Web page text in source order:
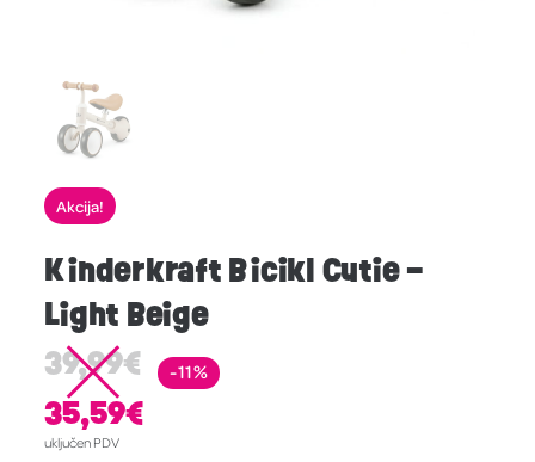
Akcija!
Kinderkraft Bicikl Cutie –
Light Beige
39,99€
35,59€
uključen PDV
-11%